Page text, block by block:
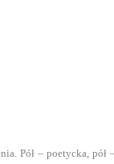
Pół – poetycka,